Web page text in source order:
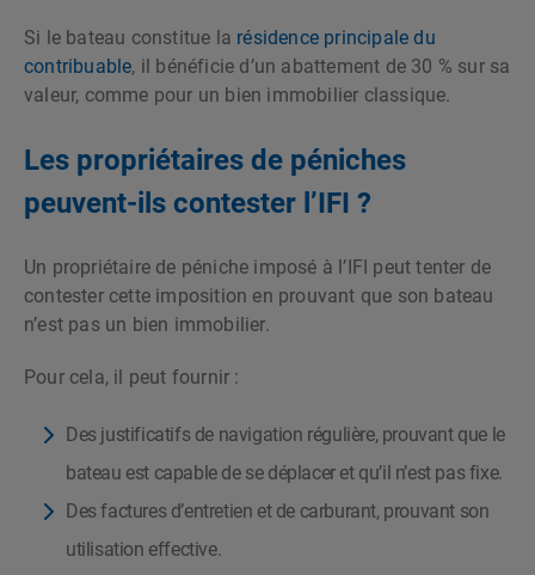
Si le bateau constitue la résidence principale du
contribuable, il bénéficie d’un abattement de 30 % sur sa
valeur, comme pour un bien immobilier classique.
Les propriétaires de péniches
peuvent-ils contester l’IFI ?
Un propriétaire de péniche imposé à l’IFI peut tenter de
contester cette imposition en prouvant que son bateau
n’est pas un bien immobilier.
Pour cela, il peut fournir :
Des justificatifs de navigation régulière, prouvant que le
bateau est capable de se déplacer et qu’il n’est pas fixe.
Des factures d’entretien et de carburant, prouvant son
utilisation effective.